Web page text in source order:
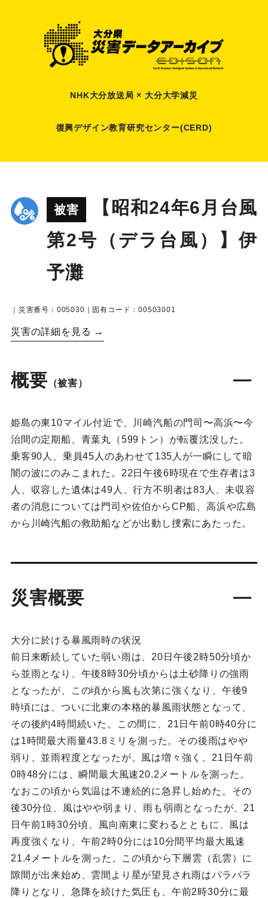
NHK大分放送局 × 大分大学減災
復興デザイン教育研究センター(CERD)
被害
【昭和24年6月台風
第2号（デラ台風）】伊
予灘
｜災害番号：005030｜固有コード：00503001
災害の詳細を見る →
概要 （被害）
姫島の東10マイル付近で、川崎汽船の門司〜高浜〜今
治間の定期船、青葉丸（599トン）が転覆沈没した。
乗客90人、乗員45人のあわせて135人が一瞬にして暗
闇の波にのみこまれた。22日午後6時現在で生存者は3
人、収容した遺体は49人、行方不明者は83人、未収容
者の消息については門司や佐伯からCP船、高浜や広島
から川崎汽船の救助船などが出動し捜索にあたった。
災害概要
大分に於ける暴風雨時の状況
前日来断続していた弱い雨は、20日午後2時50分頃か
ら並雨となり、午後8時30分頃からは土砂降りの強雨
となったが、この頃から風も次第に強くなり、午後9
時頃には、ついに北東の本格的暴風雨状態となって、
その後約4時間続いた。この間に、21日午前0時40分に
は1時間最大雨量43.8ミリを測った。その後雨はやや
弱り、並雨程度となったが、風は増々強く、21日午前
0時48分には、瞬間最大風速20.2メートルを測った。
なおこの頃から気温は不連続的に急昇し始めた。その
後30分位、風はやや弱まり、雨も弱雨となったが、21
日午前1時30分頃、風向南東に変わるとともに、風は
再度強くなり、午前2時0分には10分間平均最大風速
21.4メートルを測った。この頃から下層雲（乱雲）に
隙間が出来始め、雲間より星が望見され雨はパラパラ
降りとなり、急降を続けた気圧も、午前2時30分に最